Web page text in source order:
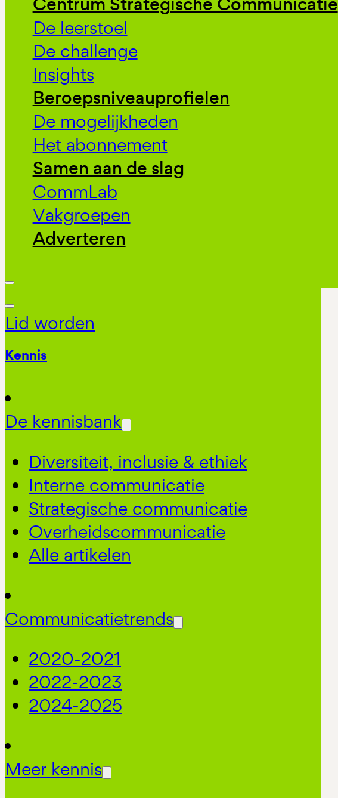
De leerstoel
De challenge
Insights
Beroepsniveauprofielen
De mogelijkheden
Het abonnement
Samen aan de slag
CommLab
Vakgroepen
Adverteren
Lid worden
Kennis
De kennisbank
Diversiteit, inclusie & ethiek
Interne communicatie
Strategische communicatie
Overheidscommunicatie
Alle artikelen
Communicatietrends
2020-2021
2022-2023
2024-2025
Meer kennis